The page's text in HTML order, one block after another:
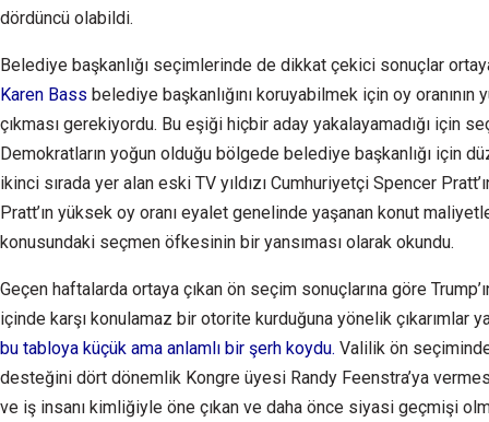
dördüncü olabildi.
Belediye başkanlığı seçimlerinde de dikkat çekici sonuçlar
Karen Bass belediye başkanlığını koruyabilmek için oy
çıkması gerekiyordu. Bu eşiği hiçbir aday yakalayamadığı için
Demokratların yoğun olduğu bölgede belediye başkanlığı için
ikinci sırada yer alan eski TV yıldızı Cumhuriyetçi Spencer
Pratt’ın yüksek oy oranı eyalet genelinde yaşanan konut
konusundaki seçmen öfkesinin bir yansıması olarak okundu.
Geçen haftalarda ortaya çıkan ön seçim sonuçlarına göre
içinde karşı konulamaz bir otorite kurduğuna yönelik çıkarımlar
bu tabloya küçük ama anlamlı bir şerh koydu. Valilik ön
desteğini dört dönemlik Kongre üyesi Randy Feenstra’ya
ve iş insanı kimliğiyle öne çıkan ve daha önce siyasi geçmişi